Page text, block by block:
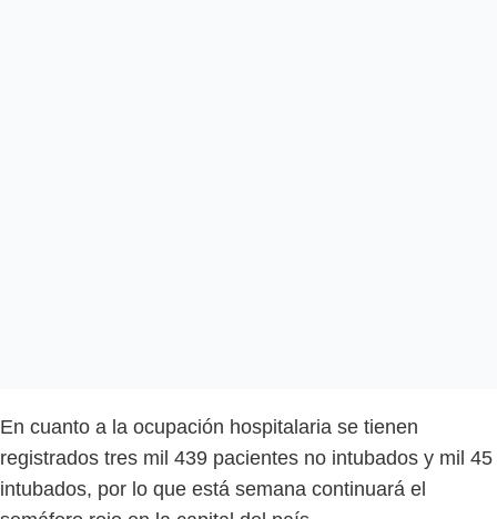
En cuanto a la ocupación hospitalaria se tienen
registrados tres mil 439 pacientes no intubados y mil 45
intubados, por lo que está semana continuará el